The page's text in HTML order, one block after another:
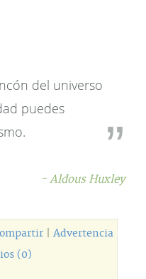
del universo
puedes
- Aldous Huxley
| Advertencia
(0)